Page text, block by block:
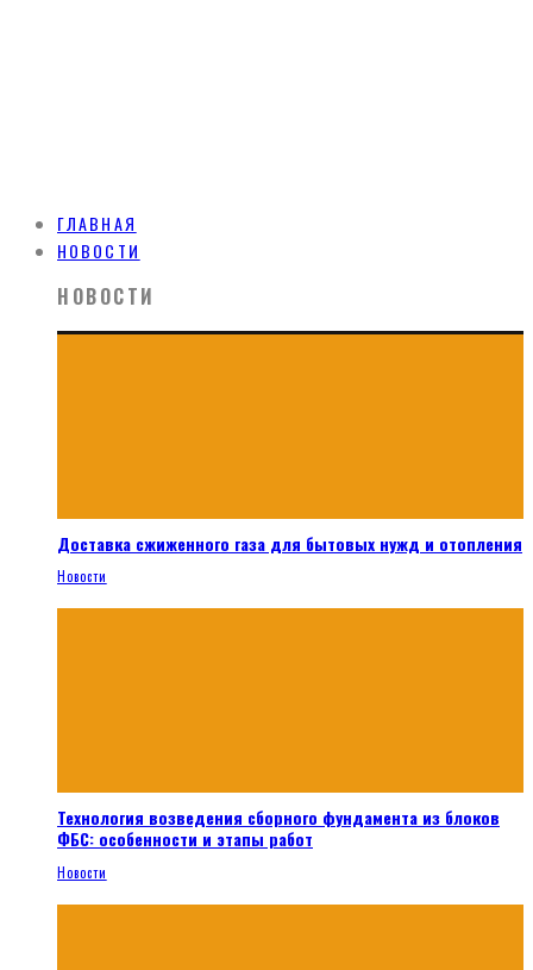
ГЛАВНАЯ
НОВОСТИ
НОВОСТИ
Доставка сжиженного газа для бытовых нужд и отопления
Новости
Технология возведения сборного фундамента из блоков
ФБС: особенности и этапы работ
Новости